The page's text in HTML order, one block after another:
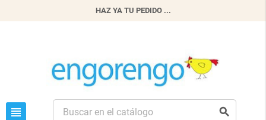
HAZ YA TU PEDIDO ...
view_headline search